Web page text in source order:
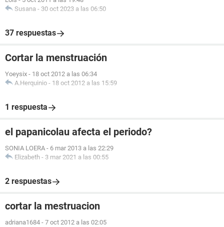
Susana - 30 oct 2023 a las 06:50
37 respuestas
Cortar la menstruación
Yoeysix - 18 oct 2012 a las 06:34
A.Herquinio - 18 oct 2012 a las 15:59
1 respuesta
el papanicolau afecta el periodo?
SONIA LOERA - 6 mar 2013 a las 22:29
Elizabeth - 3 mar 2021 a las 00:55
2 respuestas
cortar la mestruacion
adriana1684 - 7 oct 2012 a las 02:05